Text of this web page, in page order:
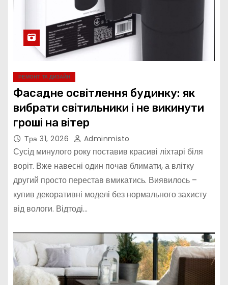
РЕМОНТ ТА ДИЗАЙН
Фасадне освітлення будинку: як
вибрати світильники і не викинути
гроші на вітер
Тра 31, 2026 Adminmisto
Сусід минулого року поставив красиві ліхтарі біля
воріт. Вже навесні один почав блимати, а влітку
другий просто перестав вмикатись. Виявилось –
купив декоративні моделі без нормального захисту
від вологи. Відтоді…